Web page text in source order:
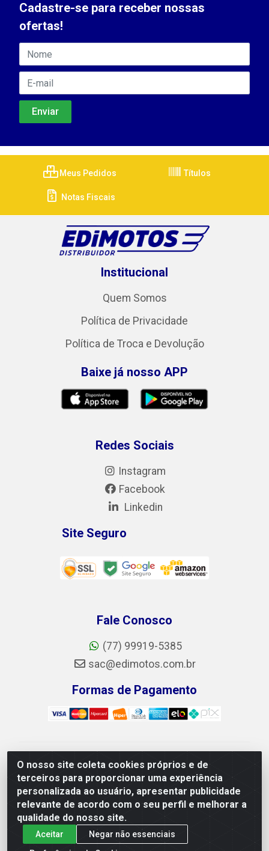
O nosso site coleta cookies próprios e de
terceiros para proporcionar uma experiência
personalizada ao usuário, apresentar publicidade
relevante de acordo com o seu perfil e melhorar a
qualidade do nosso site.
Aceitar
Negar não essenciais
Cadastre-se para receber nossas
ofertas!
Meus Pedidos Títulos
Notas Fiscais
Institucional
Quem Somos
Política de Privacidade
Política de Troca e Devolução
Baixe já nosso APP
Redes Sociais
Instagram
Facebook
Linkedin
Site Seguro
Fale Conosco
(77) 99919-5385
sac@edimotos.com.br
Formas de Pagamento
Edimotos Edilson Martins do Prado Ferraz LTDA - CNPJ
06.184.828/0001-23 - Rua Libano, 255, L-1,
Jd.guanabara - Felicia, Vitória da Conquista/BA - CEP
45055-225